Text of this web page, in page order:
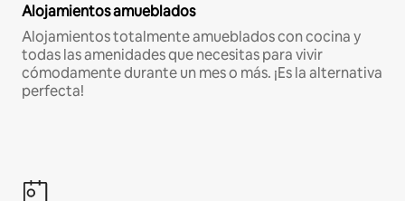
Alojamientos amueblados
Alojamientos totalmente amueblados con cocina y
todas las amenidades que necesitas para vivir
cómodamente durante un mes o más. ¡Es la alternativa
perfecta!